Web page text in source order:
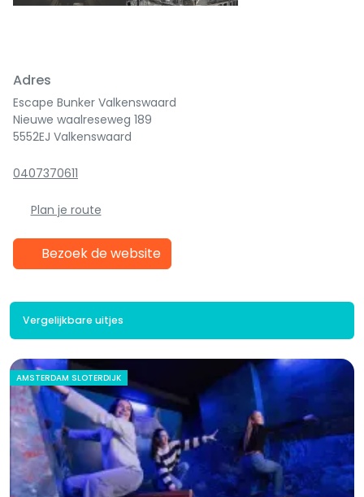
Adres
Escape Bunker Valkenswaard
Nieuwe waalreseweg 189
5552EJ Valkenswaard
0407370611
Plan je route
Bezoek de website
Vergelijkbare uitjes
AMSTERDAM SLOTERDIJK